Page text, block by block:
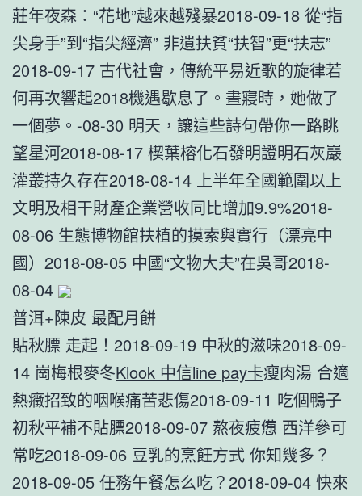
莊年夜森：“花地”越來越殘暴2018-09-18 從“指
尖身手”到“指尖經濟” 非遺扶貧“扶智”更“扶志”
2018-09-17 古代社會，傳統平易近歌的旋律若
何再次響起2018機遇歇息了。晝寢時，她做了
一個夢。-08-30 明天，讓這些詩句帶你一路眺
望星河2018-08-17 楔葉榕化石發明證明石灰巖
灌叢持久存在2018-08-14 上半年全國範圍以上
文明及相干財產企業營收同比增加9.9%2018-
08-06 生態博物館扶植的摸索與實行（漂亮中
國）2018-08-05 中國“文物大夫”在吳哥2018-
08-04
普洱+陳皮 最配月餅
貼秋膘 走起！2018-09-19 中秋的滋味2018-09-
14 崗梅根麥冬Klook 中信line pay卡瘦肉湯 合適
熱癥招致的咽喉痛苦悲傷2018-09-11 吃個鴨子
初秋平補不貼膘2018-09-07 熬夜疲憊 西洋參可
常吃2018-09-06 豆乳的烹飪方式 你知幾多？
2018-09-05 任務午餐怎么吃？2018-09-04 快來